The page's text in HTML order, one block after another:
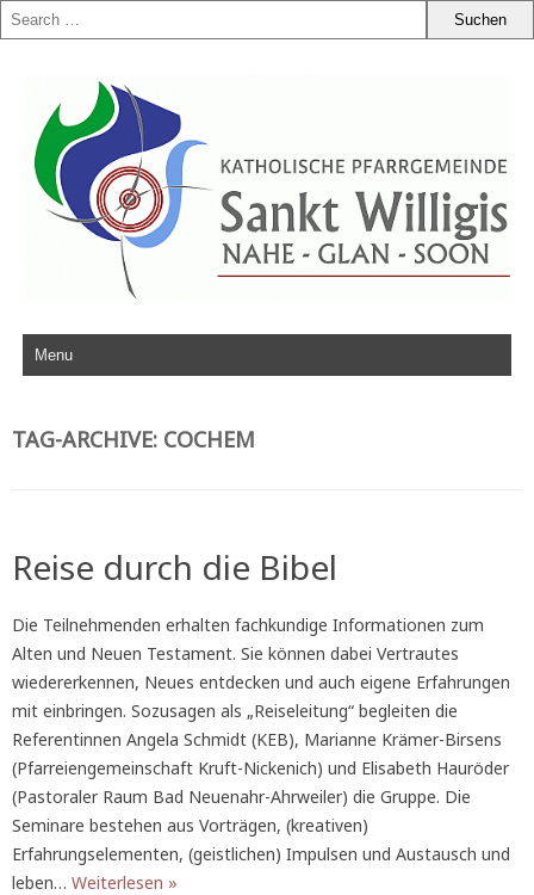
Zum Inhalt springen
TAG-ARCHIVE: COCHEM
Reise durch die Bibel
Die Teilnehmenden erhalten fachkundige Informationen zum
Alten und Neuen Testament. Sie können dabei Vertrautes
wiedererkennen, Neues entdecken und auch eigene Erfahrungen
mit einbringen. Sozusagen als „Reiseleitung“ begleiten die
Referentinnen Angela Schmidt (KEB), Marianne Krämer-Birsens
(Pfarreiengemeinschaft Kruft-Nickenich) und Elisabeth Hauröder
(Pastoraler Raum Bad Neuenahr-Ahrweiler) die Gruppe. Die
Seminare bestehen aus Vorträgen, (kreativen)
Erfahrungselementen, (geistlichen) Impulsen und Austausch und
leben… Weiterlesen »